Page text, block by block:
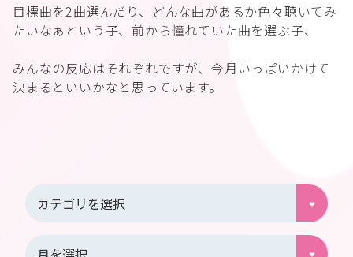
目標曲を2曲選んだり、どんな曲があるか色々聴いてみ
たいなぁという子、前から憧れていた曲を選ぶ子、
みんなの反応はそれぞれですが、今月いっぱいかけて
決まるといいかなと思っています。